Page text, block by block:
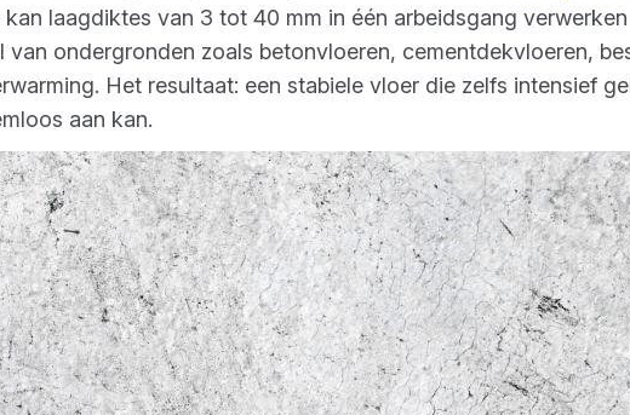
kan laagdiktes van 3 tot 40 mm in één arbeidsgang
van ondergronden zoals betonvloeren, cementdekvloeren,
Het resultaat: een stabiele vloer die zelfs intensief
aan kan.